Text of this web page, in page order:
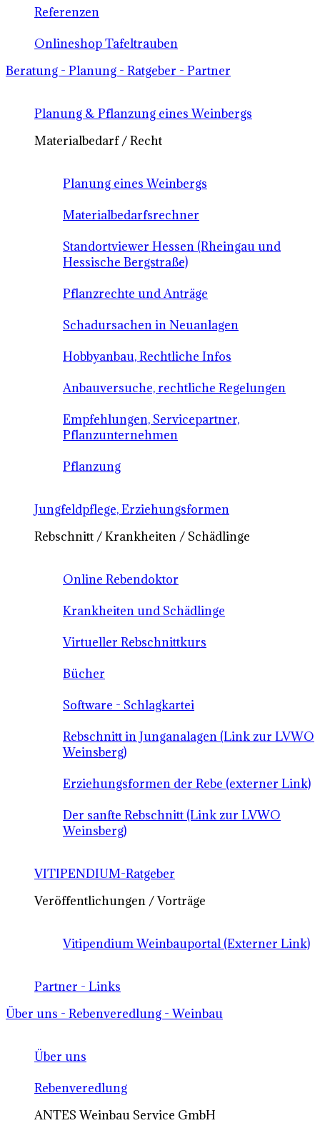
Referenzen
Onlineshop Tafeltrauben
Beratung - Planung - Ratgeber - Partner
Planung & Pflanzung eines Weinbergs
Materialbedarf / Recht
Planung eines Weinbergs
Materialbedarfsrechner
Standortviewer Hessen (Rheingau und
Hessische Bergstraße)
Pflanzrechte und Anträge
Schadursachen in Neuanlagen
Hobbyanbau, Rechtliche Infos
Anbauversuche, rechtliche Regelungen
Empfehlungen, Servicepartner,
Pflanzunternehmen
Pflanzung
Jungfeldpflege, Erziehungsformen
Rebschnitt / Krankheiten / Schädlinge
Online Rebendoktor
Krankheiten und Schädlinge
Virtueller Rebschnittkurs
Bücher
Software - Schlagkartei
Rebschnitt in Junganalagen (Link zur LVWO
Weinsberg)
Erziehungsformen der Rebe (externer Link)
Der sanfte Rebschnitt (Link zur LVWO
Weinsberg)
VITIPENDIUM-Ratgeber
Veröffentlichungen / Vorträge
Vitipendium Weinbauportal (Externer Link)
Partner - Links
Über uns - Rebenveredlung - Weinbau
Über uns
Rebenveredlung
ANTES Weinbau Service GmbH